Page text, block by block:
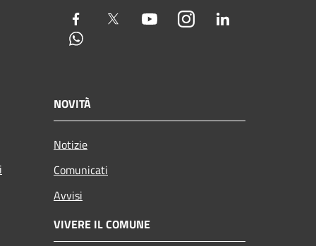
Facebook Twitter YoutubeInstagram
NOVITÀ
Notizie
Comunicati
Avvisi
VIVERE IL COMUNE